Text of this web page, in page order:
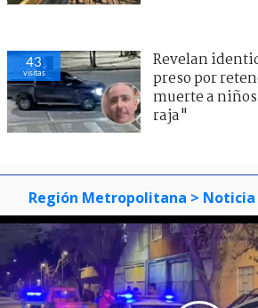
43
visitas
Revelan
preso por
muerte a
raja"
Región Metropolitana > Noticia